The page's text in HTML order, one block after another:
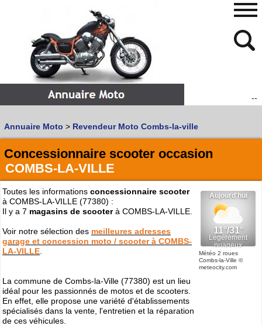
--
Vous recherchez un garageMOTOou SCOOTER
Quoi :
Où :
Trouver un garage Moto !
Retrouvez dans votre VILLE
les bonnes adresses de
L'ANNUAIRE MOTO & SCOOTER
Cliquer sur la 1ere lettre du nom de votre ville pour voir notre
SÉLECTION d'adresses :
A (188) B(314) C(380) D(83) E(80) F(94)
H(52) I(31) J (32) K(5) L (458) M N
480
768
Annuaire Moto > Revendeur Moto Combs-la-ville
Concessionnaire scooter occasion
COMBS-LA-VILLE
Toutes les informations concessionnaire scooter
à COMBS-LA-VILLE (77380) :
Il y a 7 magasins de scooterà COMBS-LA-VILLE.
Voir notre sélection des meilleures adresses
garage et concession moto / scooter à COMBS-
LA-VILLE
La commune de Combs-la-Ville (77380) est un lieu
idéal pour les passionnés de motos et de scooters.
En effet, elle propose une variété d'établissements
spécialisés dans la vente, l'entretien et la réparation
de ces véhicules.
Météo 2 roues
Combs-la-Ville ©
meteocity.com